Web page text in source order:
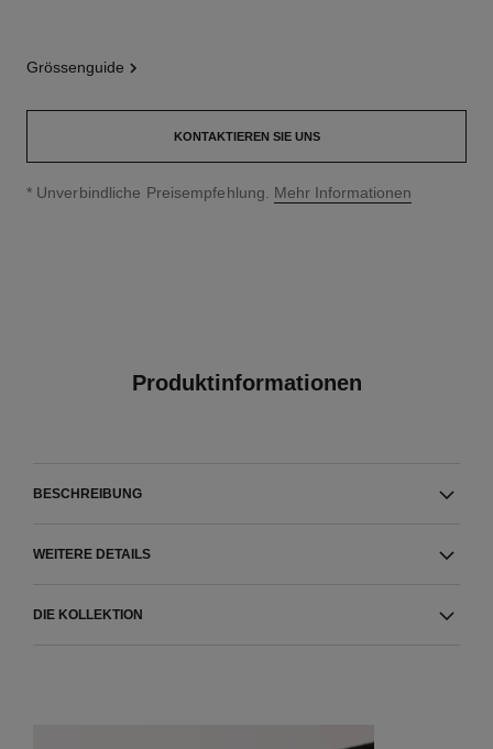
grössenguide
KONTAKTIEREN SIE UNS
↩
* Unverbindliche Preisempfehlung. Mehr Informationen
Produktinformationen
BESCHREIBUNG
WEITERE DETAILS
DIE KOLLEKTION